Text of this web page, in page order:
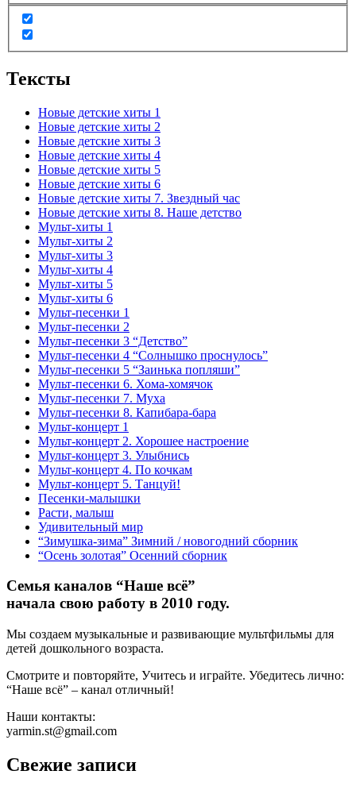
Тексты
Новые детские хиты 1
Новые детские хиты 2
Новые детские хиты 3
Новые детские хиты 4
Новые детские хиты 5
Новые детские хиты 6
Новые детские хиты 7. Звездный час
Новые детские хиты 8. Наше детство
Мульт-хиты 1
Мульт-хиты 2
Мульт-хиты 3
Мульт-хиты 4
Мульт-хиты 5
Мульт-хиты 6
Мульт-песенки 1
Мульт-песенки 2
Мульт-песенки 3 “Детство”
Мульт-песенки 4 “Солнышко проснулось”
Мульт-песенки 5 “Заинька попляши”
Мульт-песенки 6. Хома-хомячок
Мульт-песенки 7. Муха
Мульт-песенки 8. Капибара-бара
Мульт-концерт 1
Мульт-концерт 2. Хорошее настроение
Мульт-концерт 3. Улыбнись
Мульт-концерт 4. По кочкам
Мульт-концерт 5. Танцуй!
Песенки-малышки
Расти, малыш
Удивительный мир
“Зимушка-зима” Зимний / новогодний сборник
“Осень золотая” Осенний сборник
Семья каналов “Наше всё”
начала свою работу в 2010 году.
Мы создаем музыкальные и развивающие мультфильмы для
детей дошкольного возраста.
Смотрите и повторяйте, Учитесь и играйте. Убедитесь лично:
“Наше всё” – канал отличный!
Наши контакты:
yarmin.st@gmail.com
Свежие записи